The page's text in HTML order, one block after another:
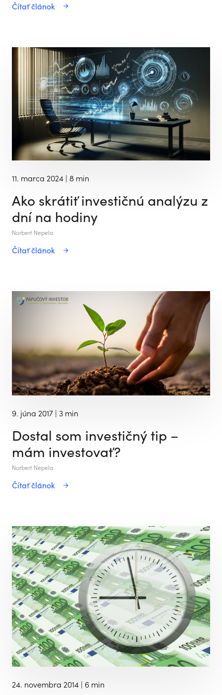
Čítať článok
11. marca 2024 | 8 min
Ako skrátiť investičnú analýzu z
dní na hodiny
Norbert Nepela
Čítať článok
9. júna 2017 | 3 min
Dostal som investičný tip –
mám investovať?
Norbert Nepela
Čítať článok
24. novembra 2014 | 6 min